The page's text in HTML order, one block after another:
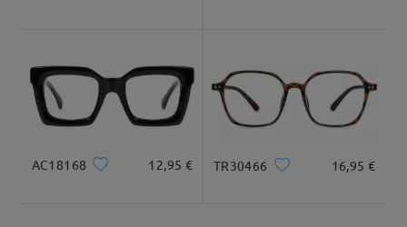
AC18168 12,95 € TR30466 16,95 €